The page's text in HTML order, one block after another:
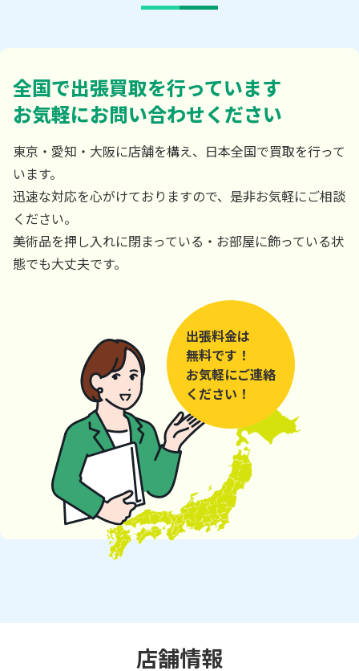
全国で出張買取を行っています
お気軽にお問い合わせください
東京・愛知・大阪に店舗を構え、日本全国で買取を行って
います。
迅速な対応を心がけておりますので、是非お気軽にご相談
ください。
美術品を押し入れに閉まっている・お部屋に飾っている状
態でも大丈夫です。
出張料金は
無料です！
お気軽にご連絡
ください！
店舗情報